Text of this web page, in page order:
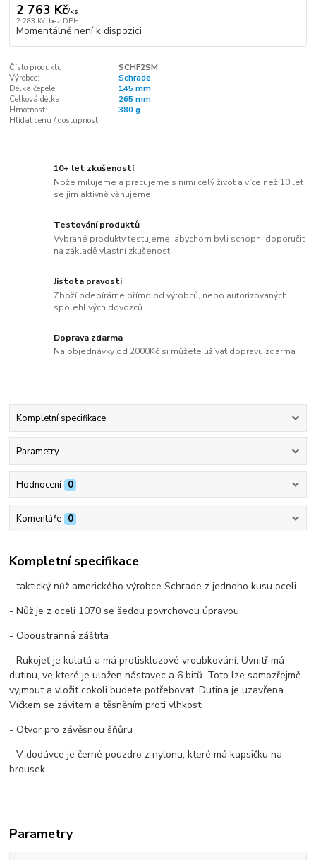
2 763 Kč/ks
2 283 Kč bez DPH
Momentálně není k dispozici
Číslo produktu:
SCHF2SM
Výrobce:
Schrade
Délka čepele:
145 mm
Celková délka:
265 mm
Hmotnost:
380 g
Hlídat cenu / dostupnost
10+ let zkušeností
Nože milujeme a pracujeme s nimi celý život a více než 10 let
se jim aktivně věnujeme.
Testování produktů
Vybrané produkty testujeme, abychom byli schopni doporučit
na základě vlastní zkušenosti
Jistota pravosti
Zboží odebíráme přímo od výrobců, nebo autorizovaných
spolehlivých dovozců
Doprava zdarma
Na objednávky od 2000Kč si můžete užívat dopravu zdarma
Kompletní specifikace
Parametry
Hodnocení 0
Komentáře 0
Kompletní specifikace
- taktický nůž amerického výrobce Schrade z jednoho kusu oceli
- Nůž je z oceli 1070 se šedou povrchovou úpravou
- Oboustranná záštita
- Rukojeť je kulatá a má protiskluzové vroubkování. Uvnitř má
dutinu, ve které je uložen nástavec a 6 bitů. Toto lze samozřejmě
vyjmout a vložit cokoli budete potřebovat. Dutina je uzavřena
Víčkem se závitem a těsněním proti vlhkosti
- Otvor pro závěsnou šňůru
- V dodávce je černé pouzdro z nylonu, které má kapsičku na
brousek
Parametry